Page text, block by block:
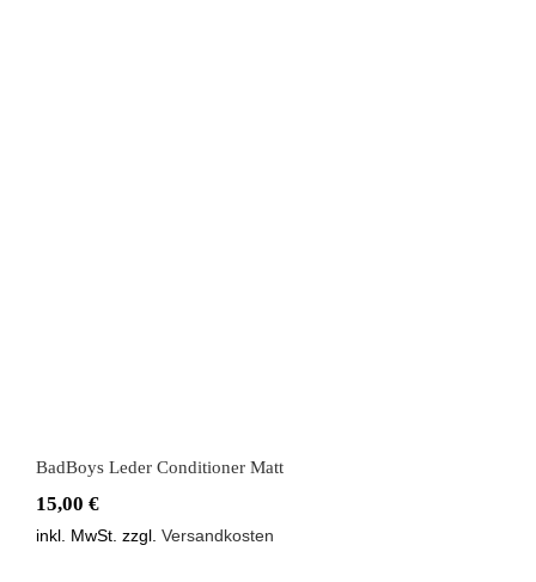
BadBoys Leder Conditioner Matt
15,00 €
inkl. MwSt. zzgl. Versandkosten